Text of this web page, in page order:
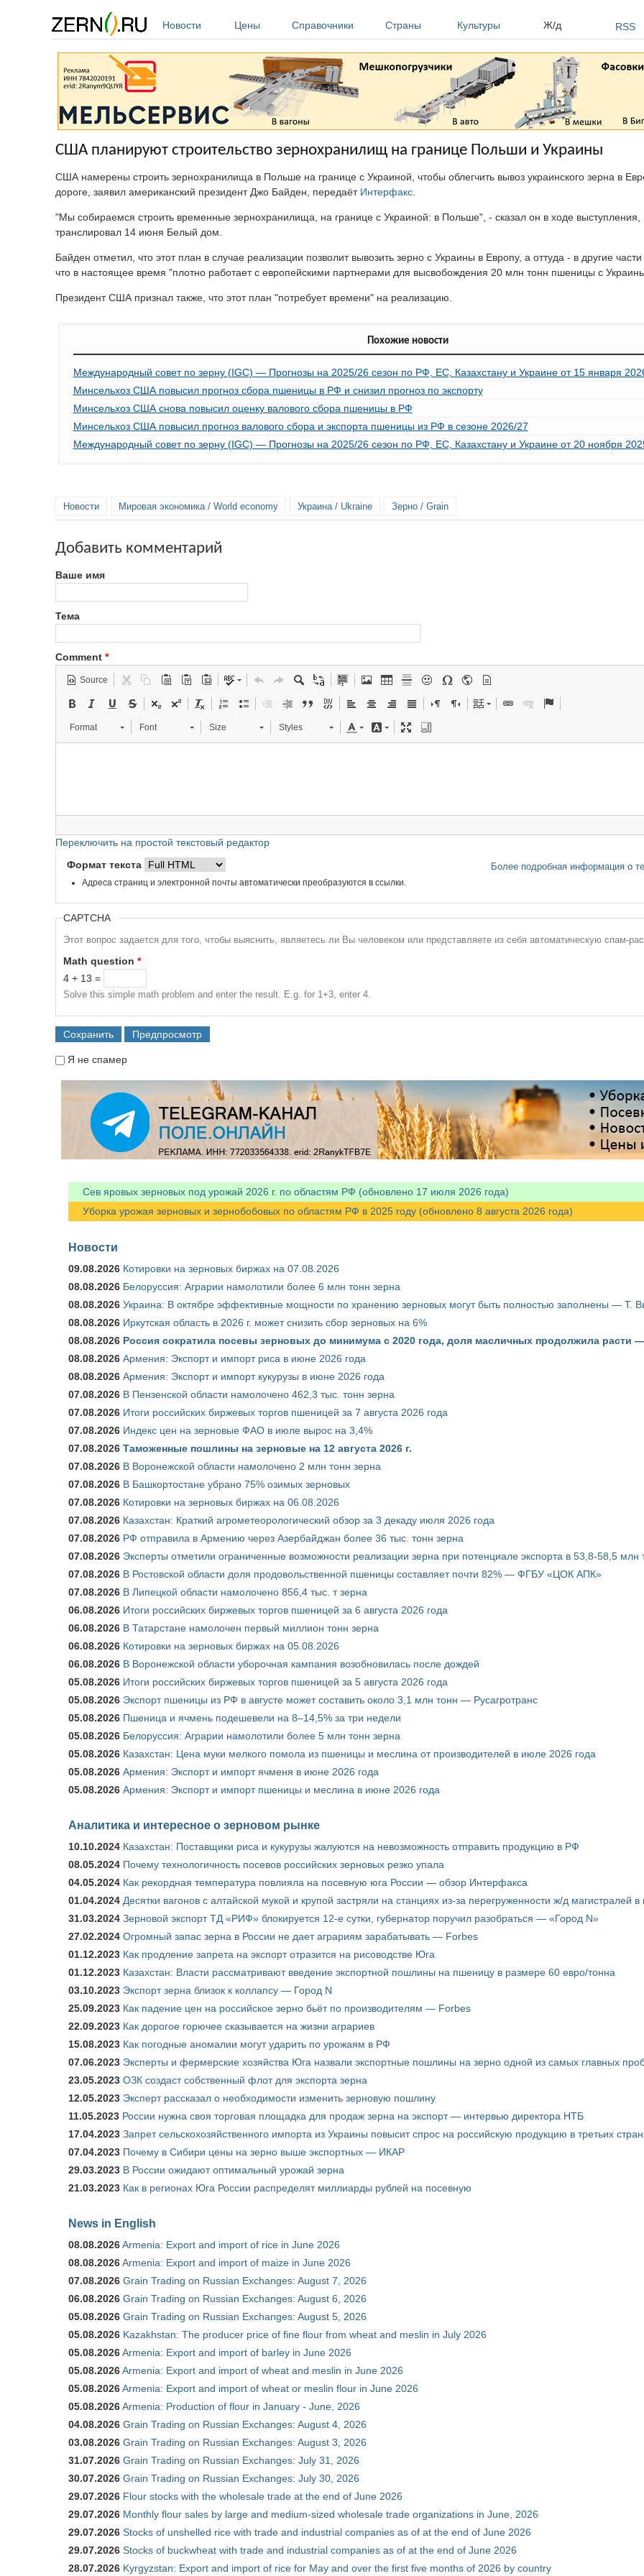
Новости
Цены Справочники Страны Культуры Ж/д RSS
США планируют строительство зернохранилищ на границе Польши и Украины
США намерены строить зернохранилища в Польше на границе с Украиной, чтобы облегчить вывоз украинского зерна в
дороге, заявил американский президент Джо Байден, передаёт Интерфакс
"Мы собираемся строить временные зернохранилища, на границе с Украиной: в Польше", - сказал он в ходе выступления,
транслировал 14 июня Белый дом.
Байден отметил, что этот план в случае реализации позволит вывозить зерно с Украины в Европу, а оттуда - в другие
что в настоящее время "плотно работает с европейскими партнерами для высвобождения 20 млн тонн пшеницы с
Президент США признал также, что этот план "потребует времени" на реализацию.
Похожие новости
Международный совет по зерну (IGC) — Прогнозы на 2025/26 сезон по РФ, ЕС, Казахстану и Украине от 15 января
Минсельхоз США повысил прогноз сбора пшеницы в РФ и снизил прогноз по экспорту
Минсельхоз США снова повысил оценку валового сбора пшеницы в РФ
Минсельхоз США повысил прогноз валового сбора и экспорта пшеницы из РФ в сезоне 2026/27
Международный совет по зерну (IGC) — Прогнозы на 2025/26 сезон по РФ, ЕС, Казахстану и Украине от 20 ноября
Новости Мировая экономика / World economy Украина / Ukraine Зерно / Grain
Добавить комментарий
Ваше имя
Тема
Comment *
Source
Format Font Size Styles
Переключить на простой текстовый редактор
Более подробная информация о
Формат текста
Адреса страниц и электронной почты автоматически преобразуются в ссылки.
CAPTCHA
Этот вопрос задается для того, чтобы выяснить, являетесь ли Вы человеком или представляете из себя автоматическую спам-
Math question *
4 + 13 =
Solve this simple math problem and enter the result. E.g. for 1+3, enter 4.
Я не спамер
Сев яровых зерновых под урожай 2026 г. по областям РФ (обновлено 17 июля 2026 года)
Уборка урожая зерновых и зернобобовых по областям РФ в 2025 году (обновлено 8 августа 2026 года)
Новости
09.08.2026 Котировки на зерновых биржах на 07.08.2026
08.08.2026 Белоруссия: Аграрии намолотили более 6 млн тонн зерна
08.08.2026 Украина: В октябре эффективные мощности по хранению зерновых могут быть полностью заполнены — Т.
08.08.2026 Иркутская область в 2026 г. может снизить сбор зерновых на 6%
08.08.2026 Россия сократила посевы зерновых до минимума с 2020 года, доля масличных продолжила расти
08.08.2026 Армения: Экспорт и импорт риса в июне 2026 года
08.08.2026 Армения: Экспорт и импорт кукурузы в июне 2026 года
07.08.2026 В Пензенской области намолочено 462,3 тыс. тонн зерна
07.08.2026 Итоги российских биржевых торгов пшеницей за 7 августа 2026 года
07.08.2026 Индекс цен на зерновые ФАО в июле вырос на 3,4%
07.08.2026 Таможенные пошлины на зерновые на 12 августа 2026 г.
07.08.2026 В Воронежской области намолочено 2 млн тонн зерна
07.08.2026 В Башкортостане убрано 75% озимых зерновых
07.08.2026 Котировки на зерновых биржах на 06.08.2026
07.08.2026 Казахстан: Краткий агрометеорологический обзор за 3 декаду июля 2026 года
07.08.2026 РФ отправила в Армению через Азербайджан более 36 тыс. тонн зерна
07.08.2026 Эксперты отметили ограниченные возможности реализации зерна при потенциале экспорта в 53,8-58,5 млн
07.08.2026 В Ростовской области доля продовольственной пшеницы составляет почти 82% — ФГБУ «ЦОК АПК»
07.08.2026 В Липецкой области намолочено 856,4 тыс. т зерна
06.08.2026 Итоги российских биржевых торгов пшеницей за 6 августа 2026 года
06.08.2026 В Татарстане намолочен первый миллион тонн зерна
06.08.2026 Котировки на зерновых биржах на 05.08.2026
06.08.2026 В Воронежской области уборочная кампания возобновилась после дождей
05.08.2026 Итоги российских биржевых торгов пшеницей за 5 августа 2026 года
05.08.2026 Экспорт пшеницы из РФ в августе может составить около 3,1 млн тонн — Русагротранс
05.08.2026 Пшеница и ячмень подешевели на 8–14,5% за три недели
05.08.2026 Белоруссия: Аграрии намолотили более 5 млн тонн зерна
05.08.2026 Казахстан: Цена муки мелкого помола из пшеницы и меслина от производителей в июле 2026 года
05.08.2026 Армения: Экспорт и импорт ячменя в июне 2026 года
05.08.2026 Армения: Экспорт и импорт пшеницы и меслина в июне 2026 года
Аналитика и интересное о зерновом рынке
10.10.2024 Казахстан: Поставщики риса и кукурузы жалуются на невозможность отправить продукцию в РФ
08.05.2024 Почему технологичность посевов российских зерновых резко упала
04.05.2024 Как рекордная температура повлияла на посевную юга России — обзор Интерфакса
01.04.2024 Десятки вагонов с алтайской мукой и крупой застряли на станциях из-за перегруженности ж/д магистралей в
31.03.2024 Зерновой экспорт ТД «РИФ» блокируется 12-е сутки, губернатор поручил разобраться — «Город N»
27.02.2024 Огромный запас зерна в России не дает аграриям зарабатывать — Forbes
01.12.2023 Как продление запрета на экспорт отразится на рисоводстве Юга
01.12.2023 Казахстан: Власти рассматривают введение экспортной пошлины на пшеницу в размере 60 евро/тонна
03.10.2023 Экспорт зерна близок к коллапсу — Город N
25.09.2023 Как падение цен на российское зерно бьёт по производителям — Forbes
22.09.2023 Как дорогое горючее сказывается на жизни аграриев
15.08.2023 Как погодные аномалии могут ударить по урожаям в РФ
07.06.2023 Эксперты и фермерские хозяйства Юга назвали экспортные пошлины на зерно одной из самых главных
23.05.2023 ОЗК создаст собственный флот для экспорта зерна
12.05.2023 Эксперт рассказал о необходимости изменить зерновую пошлину
11.05.2023 России нужна своя торговая площадка для продаж зерна на экспорт — интервью директора НТБ
17.04.2023 Запрет сельскохозяйственного импорта из Украины повысит спрос на российскую продукцию в третьих
07.04.2023 Почему в Сибири цены на зерно выше экспортных — ИКАР
29.03.2023 В России ожидают оптимальный урожай зерна
21.03.2023 Как в регионах Юга России распределят миллиарды рублей на посевную
News in English
08.08.2026Armenia: Export and import of rice in June 2026
08.08.2026Armenia: Export and import of maize in June 2026
07.08.2026 Grain Trading on Russian Exchanges: August 7, 2026
06.08.2026 Grain Trading on Russian Exchanges: August 6, 2026
05.08.2026 Grain Trading on Russian Exchanges: August 5, 2026
05.08.2026 Kazakhstan: The producer price of fine flour from wheat and meslin in July 2026
05.08.2026Armenia: Export and import of barley in June 2026
05.08.2026Armenia: Export and import of wheat and meslin in June 2026
05.08.2026Armenia: Export and import of wheat or meslin flour in June 2026
05.08.2026Armenia: Production of flour in January - June, 2026
04.08.2026 Grain Trading on Russian Exchanges: August 4, 2026
03.08.2026 Grain Trading on Russian Exchanges: August 3, 2026
31.07.2026 Grain Trading on Russian Exchanges: July 31, 2026
30.07.2026 Grain Trading on Russian Exchanges: July 30, 2026
29.07.2026 Flour stocks with the wholesale trade at the end of June 2026
29.07.2026 Monthly flour sales by large and medium-sized wholesale trade organizations in June, 2026
29.07.2026 Stocks of unshelled rice with trade and industrial companies as of at the end of June 2026
29.07.2026 Stocks of buckwheat with trade and industrial companies as of at the end of June 2026
28.07.2026 Kyrgyzstan: Export and import of rice for May and over the first five months of 2026 by country